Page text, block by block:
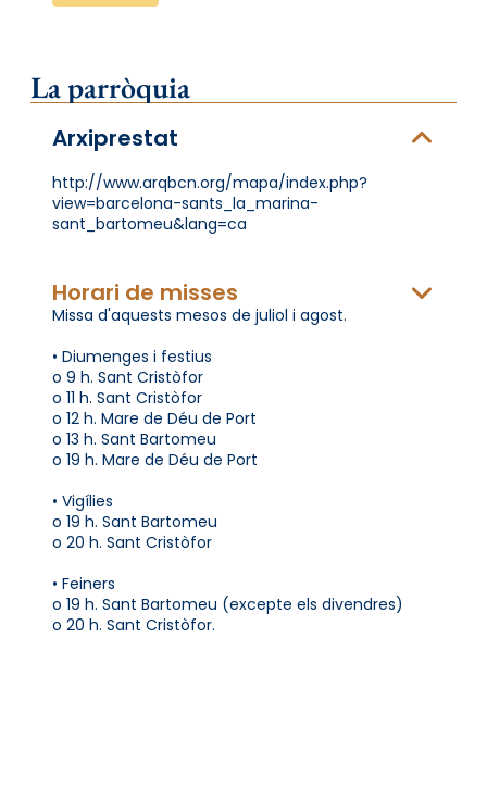
La parròquia
Arxiprestat
http://www.arqbcn.org/mapa/index.php?
view=barcelona-sants_la_marina-
sant_bartomeu&lang=ca
Horari de misses
Missa d'aquests mesos de juliol i agost.
• Diumenges i festius
o 9 h. Sant Cristòfor
o 11 h. Sant Cristòfor
o 12 h. Mare de Déu de Port
o 13 h. Sant Bartomeu
o 19 h. Mare de Déu de Port
• Vigílies
o 19 h. Sant Bartomeu
o 20 h. Sant Cristòfor
• Feiners
o 19 h. Sant Bartomeu (excepte els divendres)
o 20 h. Sant Cristòfor.